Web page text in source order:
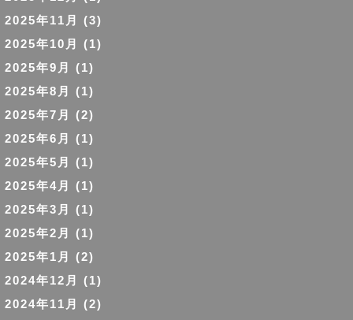
2025年11月
(3)
2025年10月
(1)
2025年9月
(1)
2025年8月
(1)
2025年7月
(2)
2025年6月
(1)
2025年5月
(1)
2025年4月
(1)
2025年3月
(1)
2025年2月
(1)
2025年1月
(2)
2024年12月
(1)
2024年11月
(2)